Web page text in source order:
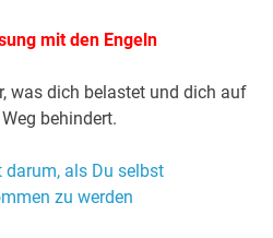
mit den Engeln
was dich belastet und dich auf
behindert.